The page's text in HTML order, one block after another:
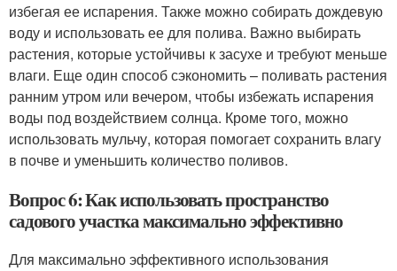
избегая ее испарения. Также можно собирать дождевую
воду и использовать ее для полива. Важно выбирать
растения, которые устойчивы к засухе и требуют меньше
влаги. Еще один способ сэкономить – поливать растения
ранним утром или вечером, чтобы избежать испарения
воды под воздействием солнца. Кроме того, можно
использовать мульчу, которая помогает сохранить влагу
в почве и уменьшить количество поливов.
Вопрос 6: Как использовать пространство
садового участка максимально эффективно
Для максимально эффективного использования